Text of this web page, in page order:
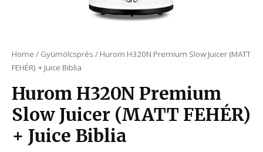
Home / Gyümölcsprés / Hurom H320N Premium Slow Juicer (MATT
FEHÉR) + Juice Biblia
Hurom H320N Premium
Slow Juicer (MATT FEHÉR)
+ Juice Biblia